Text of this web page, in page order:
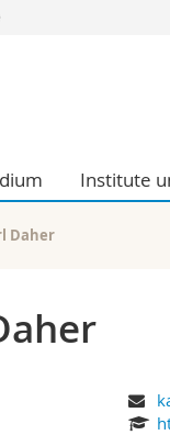
Institute
Daher